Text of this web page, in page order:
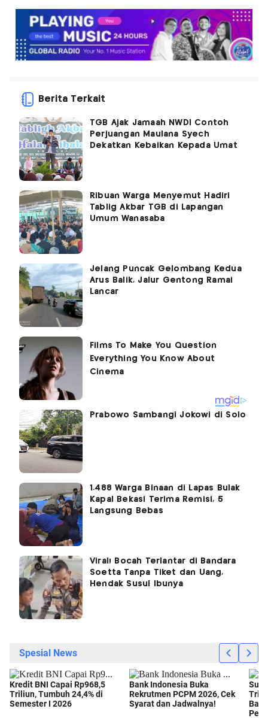
Berita Terkait
TGB Ajak Jamaah NWDI Contoh
Perjuangan Maulana Syech
Dekatkan Kebaikan Kepada Umat
Ribuan Warga Menyemut Hadiri
Tablig Akbar TGB di Lapangan
Umum Wanasaba
Jelang Puncak Gelombang Kedua
Arus Balik, Jalur Gentong Ramai
Lancar
Prabowo Sambangi Jokowi di Solo
1.488 Warga Binaan di Lapas Bulak
Kapal Bekasi Terima Remisi, 5
Langsung Bebas
Viral! Bocah Terlantar di Bandara
Soetta Tanpa Tiket dan Uang,
Hendak Susul Ibunya